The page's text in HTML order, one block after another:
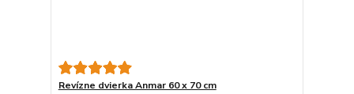
Revízne dvierka Anmar 60 x 70 cm